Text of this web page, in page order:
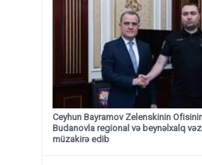
Ceyhun Bayramov Zelenskinin
Budanovla regional və beynəlxalq
müzakirə edib